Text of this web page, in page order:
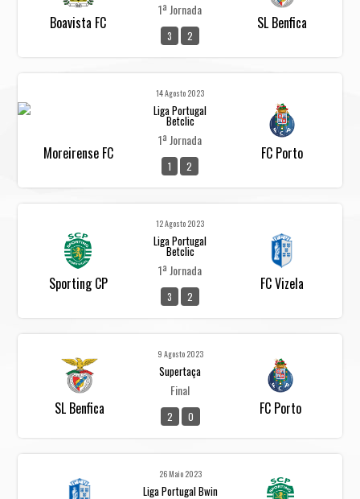
Boavista FC
1ª Jornada
3 2
SL Benfica
Moreirense FC
14 Agosto 2023
Liga Portugal
Betclic
1ª Jornada
1 2
FC Porto
Sporting CP
12 Agosto 2023
Liga Portugal
Betclic
1ª Jornada
3 2
FC Vizela
SL Benfica
9 Agosto 2023
Supertaça
Final
2 0 FC Porto
26 Maio 2023
Liga Portugal Bwin